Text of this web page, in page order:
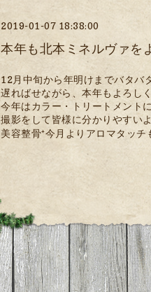
2019-01-07 18:38:00
本年も北本ミネルヴァを
12月中旬から年明けまでバタバ
遅ればせながら、本年もよろし
今年はカラー・トリートメント
撮影をして皆様に分かりやすい
美容整骨⁺今月よりアロマタッ